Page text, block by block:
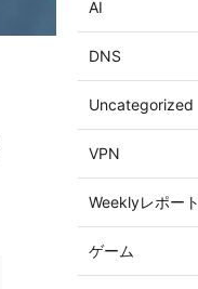
AI
DNS
Uncategorized
VPN
Weeklyレポート
ゲーム